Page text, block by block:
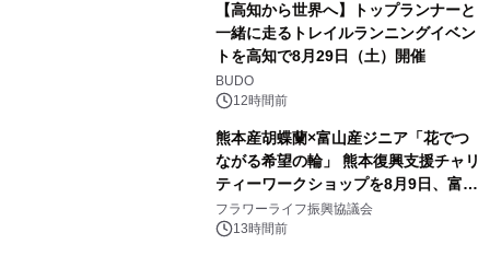
【高知から世界へ】トップランナーと
一緒に走るトレイルランニングイベン
トを高知で8月29日（土）開催
BUDO
12時間前
熊本産胡蝶蘭×富山産ジニア「花でつ
ながる希望の輪」 熊本復興支援チャリ
ティーワークショップを8月9日、富
山・射水で開催
フラワーライフ振興協議会
13時間前